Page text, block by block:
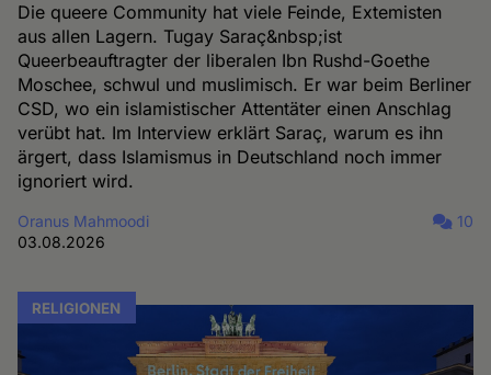
Die queere Community hat viele Feinde, Extemisten
aus allen Lagern. Tugay Saraç&nbsp;ist
Queerbeauftragter der liberalen Ibn Rushd-Goethe
Moschee, schwul und muslimisch. Er war beim Berliner
CSD, wo ein islamistischer Attentäter einen Anschlag
verübt hat. Im Interview erklärt Saraç, warum es ihn
ärgert, dass Islamismus in Deutschland noch immer
ignoriert wird.
Oranus Mahmoodi
03.08.2026
10
RELIGIONEN